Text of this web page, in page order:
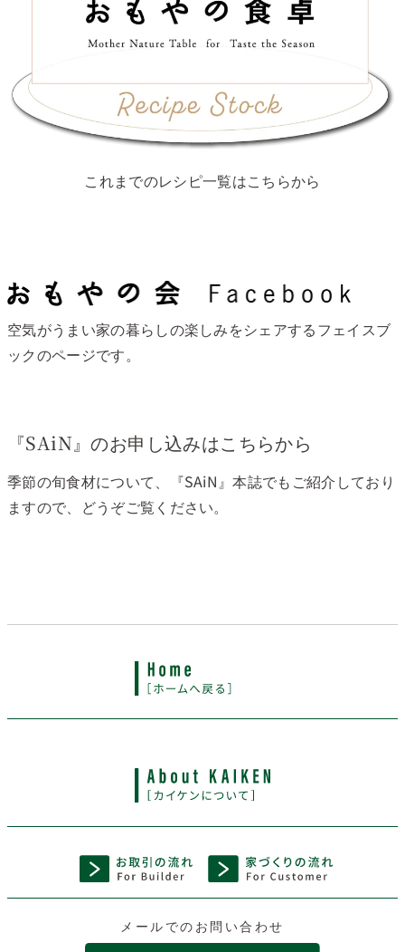
これまでのレシピ一覧はこちらから
空気がうまい家の暮らしの楽しみをシェアするフェイスブ
ックのページです。
『SAiN』のお申し込みはこちらから
季節の旬食材について、『SAiN』本誌でもご紹介しており
ますので、どうぞご覧ください。
メールでのお問い合わせ